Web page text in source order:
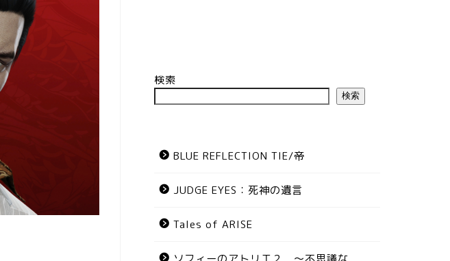
検索
検索
BLUE REFLECTION TIE/帝
JUDGE EYES：死神の遺言
Tales of ARISE